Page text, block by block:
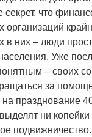
секрет, что
организаций
них – люди
Уже
– своих
за
празднование
ни копейки